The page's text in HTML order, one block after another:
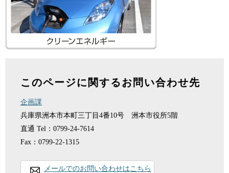
このページに関するお問い合わせ先
企画課
兵庫県洲本市本町三丁目4番10号 洲本市役所5階
直通 Tel：0799-24-7614
Fax：0799-22-1315
メールでのお問い合わせはこちら